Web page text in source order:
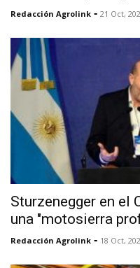
Redacción Agrolink - 21 Oct,
Sturzenegger en el
una "motosierra
Redacción Agrolink - 18 Oct,